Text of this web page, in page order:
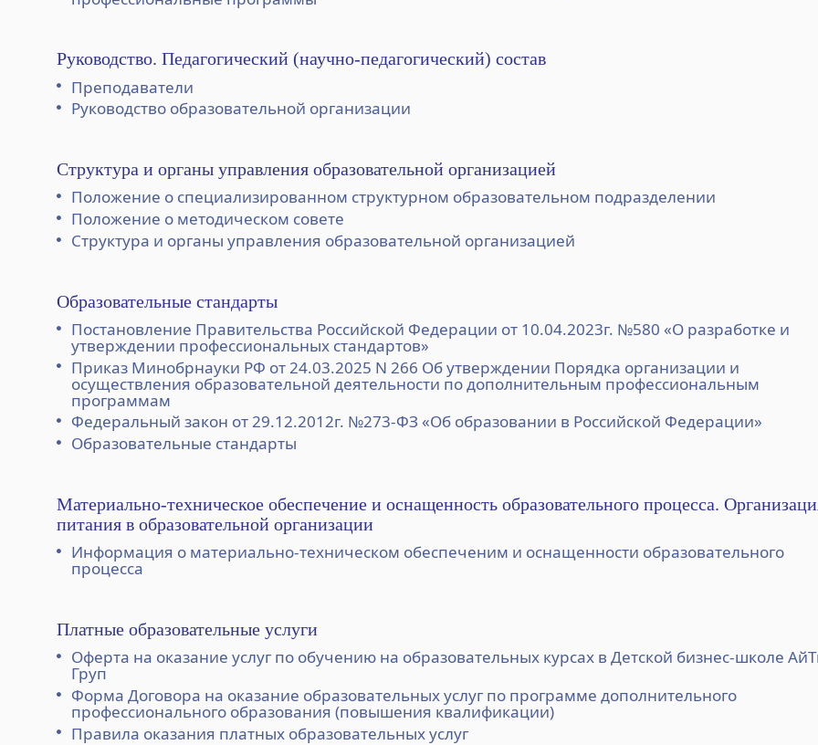
Руководство. Педагогический (научно-педагогический) состав
Преподаватели
Руководство образовательной организации
Структура и органы управления образовательной организацией
Положение о специализированном структурном образовательном подразделении
Положение о методическом совете
Структура и органы управления образовательной организацией
Образовательные стандарты
Постановление Правительства Российской Федерации от 10.04.2023г. №580 «О разработке и
утверждении профессиональных стандартов»
Приказ Минобрнауки РФ от 24.03.2025 N 266 Об утверждении Порядка организации и
осуществления образовательной деятельности по дополнительным профессиональным
программам
Федеральный закон от 29.12.2012г. №273-ФЗ «Об образовании в Российской Федерации»
Образовательные стандарты
Материально-техническое обеспечение и оснащенность образовательного процесса.
питания в образовательной организации
Информация о материально-техническом обеспеченим и оснащенности образовательного
процесса
Платные образовательные услуги
Оферта на оказание услуг по обучению на образовательных курсах в Детской бизнес-школе
Груп
Форма Договора на оказание образовательных услуг по программе дополнительного
профессионального образования (повышения квалификации)
Правила оказания платных образовательных услуг